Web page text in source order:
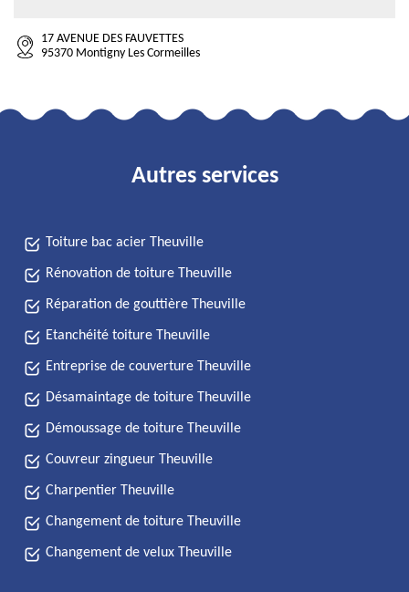
17 AVENUE DES FAUVETTES
95370 Montigny Les Cormeilles
Autres services
Toiture bac acier Theuville
Rénovation de toiture Theuville
Réparation de gouttière Theuville
Etanchéité toiture Theuville
Entreprise de couverture Theuville
Désamaintage de toiture Theuville
Démoussage de toiture Theuville
Couvreur zingueur Theuville
Charpentier Theuville
Changement de toiture Theuville
Changement de velux Theuville